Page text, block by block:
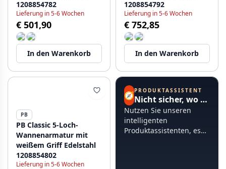
1208854782
Lieferung in 5-6 Wochen
€ 501,90
In den Warenkorb
1208854792
Lieferung in 5-6 Wochen
€ 752,85
In den Warenkorb
PB
PB Classic 5-Loch-
Wannenarmatur mit
weißem Griff Edelstahl
1208854802
Lieferung in 5-6 Wochen
🧭PRODUKTASSISTENT
Nicht sicher, wo Sie anfangen sollen?
Nutzen Sie unseren
intelligenten
Produktassistenten, es